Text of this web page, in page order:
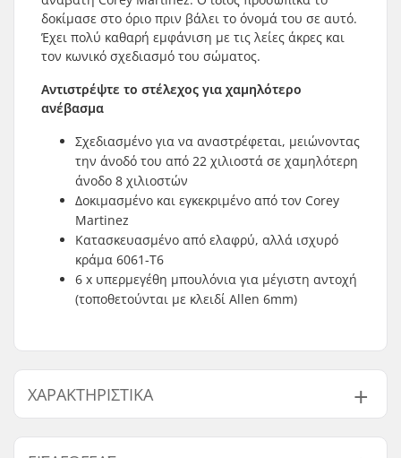
δοκίμασε στο όριο πριν βάλει το όνομά του σε αυτό.
Έχει πολύ καθαρή εμφάνιση με τις λείες άκρες και
τον κωνικό σχεδιασμό του σώματος.
Αντιστρέψτε το στέλεχος για χαμηλότερο
ανέβασμα
Σχεδιασμένο για να αναστρέφεται, μειώνοντας
την άνοδό του από 22 χιλιοστά σε χαμηλότερη
άνοδο 8 χιλιοστών
Δοκιμασμένο και εγκεκριμένο από τον Corey
Martinez
Κατασκευασμένο από ελαφρύ, αλλά ισχυρό
κράμα 6061-T6
6 x υπερμεγέθη μπουλόνια για μέγιστη αντοχή
(τοποθετούνται με κλειδί Allen 6mm)
ΧΑΡΑΚΤΗΡΙΣΤΙΚΆ
Είδος λαιμού/μήκος:
48mm, Top load